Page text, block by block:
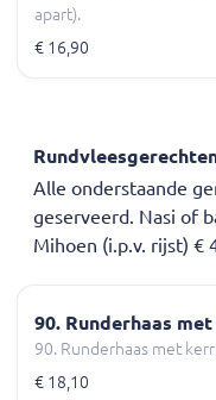
apart).
€ 16,90
Alle onderstaande
geserveerd. Nasi of
Mihoen (i.p.v. rijst) €
90. Runderhaas
90. Runderhaas met
€ 18,10